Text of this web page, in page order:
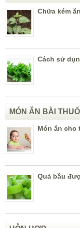
Chữa kém
Cách sử
MÓN ĂN BÀI
Món ăn cho
Quả bầu